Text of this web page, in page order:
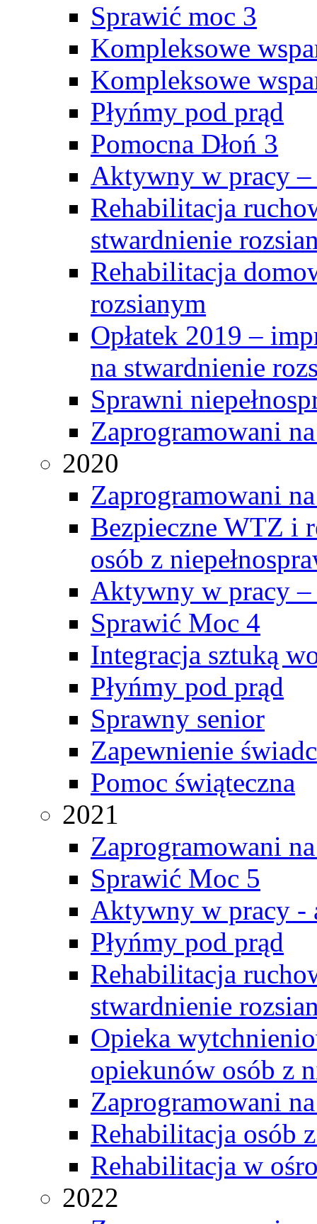
Sprawić moc 3
Kompleksowe
Kompleksowe
Płyńmy pod prąd
Pomocna Dłoń 3
Aktywny w pracy
Rehabilitacja
stwardnienie
Rehabilitacja
rozsianym
Opłatek 2019 –
na stwardnienie
Sprawni
Zaprogramowani
2020
Zaprogramowani
Bezpieczne WTZ i
osób z
Aktywny w pracy
Sprawić Moc 4
Integracja sztuką
Płyńmy pod prąd
Sprawny senior
Zapewnienie
Pomoc świąteczna
2021
Zaprogramowani
Sprawić Moc 5
Aktywny w pracy -
Płyńmy pod prąd
Rehabilitacja
stwardnienie
Opieka
opiekunów osób z
Zaprogramowani
Rehabilitacja osób
Rehabilitacja w
2022